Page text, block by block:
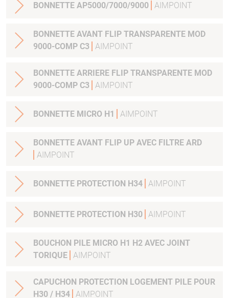
BONNETTE AP5000/7000/9000 AIMPOINT
BONNETTE AVANT FLIP TRANSPARENTE MOD
9000-COMP C3
AIMPOINT
BONNETTE ARRIERE FLIP TRANSPARENTE MOD
9000-COMP C3
AIMPOINT
BONNETTE MICRO H1 AIMPOINT
BONNETTE AVANT FLIP UP AVEC FILTRE ARD
AIMPOINT
BONNETTE PROTECTION H34 AIMPOINT
BONNETTE PROTECTION H30 AIMPOINT
BOUCHON PILE MICRO H1 H2 AVEC JOINT
TORIQUE AIMPOINT
CAPUCHON PROTECTION LOGEMENT PILE POUR
H30 / H34 AIMPOINT